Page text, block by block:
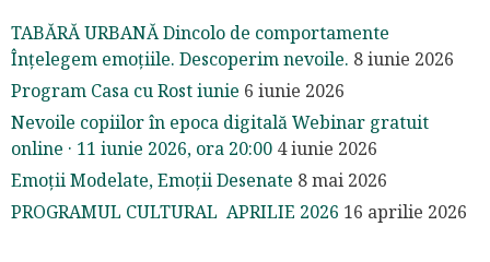
TABĂRĂ URBANĂ Dincolo de comportamente
Înțelegem emoțiile. Descoperim nevoile. 8 iunie 2026
Program Casa cu Rost iunie 6 iunie 2026
Nevoile copiilor în epoca digitală Webinar gratuit
online · 11 iunie 2026, ora 20:00 4 iunie 2026
Emoții Modelate, Emoții Desenate 8 mai 2026
PROGRAMUL CULTURAL APRILIE 2026 16 aprilie 2026